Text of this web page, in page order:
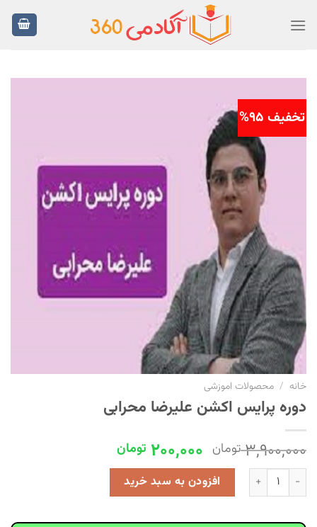
تخفیف 95%
خانه / محصولات اموزشی
دوره پرایس اکشن علیرضا محرابی
3,900,000 تومان قیمت
اصلی
3,900,000 تومان
بود.
200,000 تومانقیمت
فعلی
است.
دوره پرایس اکشن علیرضا محرابی عدد
افزودن به سبد خرید